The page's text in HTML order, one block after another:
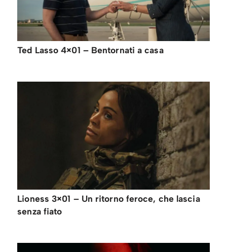
Ted Lasso 4×01 – Bentornati a casa
Lioness 3×01 – Un ritorno feroce, che lascia
senza fiato